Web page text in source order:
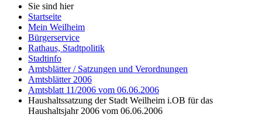
Sie sind hier
Startseite
Mein Weilheim
Bürgerservice
Rathaus, Stadtpolitik
Stadtinfo
Amtsblätter / Satzungen und Verordnungen
Amtsblätter 2006
Amtsblatt 11/2006 vom 06.06.2006
Haushaltssatzung der Stadt Weilheim i.OB für das
Haushaltsjahr 2006 vom 06.06.2006